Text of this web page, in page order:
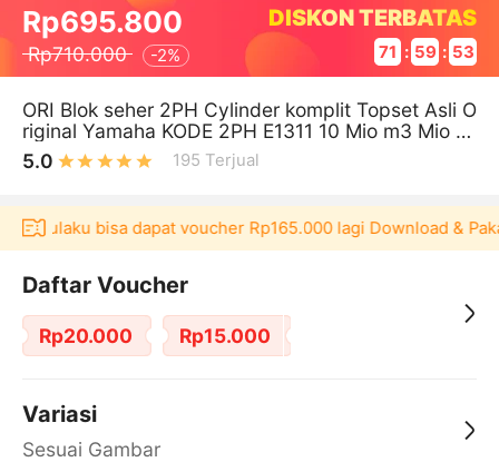
Rp695.800
Rp710.000 -2%
DISKON TERBATAS
71 : 59 : 53
ORI Blok seher 2PH Cylinder komplit Topset Asli O
riginal Yamaha KODE 2PH E1311 10 Mio m3 Mio z1
25 Mio s125 Mio125
5.0 195 Terjual
bisa dapat voucher Rp165.000 lagi Download & Pakai
Daftar Voucher
Rp20.000 Rp15.000
Variasi
Sesuai Gambar